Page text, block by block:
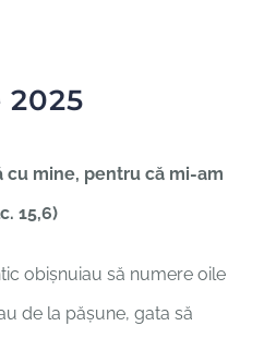
mine, pentru că mi-am
15,6)
obișnuiau să numere oile
de la pășune, gata să